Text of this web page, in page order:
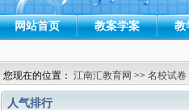
网站首页 教案学案 教
您现在的位置： 江南汇教育网 >> 名校试卷
人气排行